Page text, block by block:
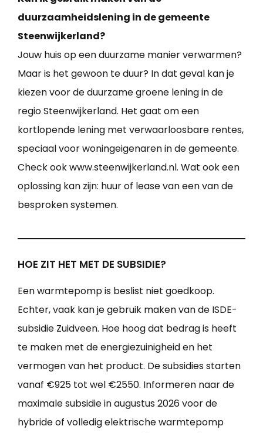
duurzaamheidslening in de gemeente
Steenwijkerland?
Jouw huis op een duurzame manier verwarmen?
Maar is het gewoon te duur? In dat geval kan je
kiezen voor de duurzame groene lening in de
regio Steenwijkerland. Het gaat om een
kortlopende lening met verwaarloosbare rentes,
speciaal voor woningeigenaren in de gemeente.
Check ook www.steenwijkerland.nl. Wat ook een
oplossing kan zijn: huur of lease van een van de
besproken systemen.
HOE ZIT HET MET DE SUBSIDIE?
Een warmtepomp is beslist niet goedkoop.
Echter, vaak kan je gebruik maken van de ISDE-
subsidie Zuidveen. Hoe hoog dat bedrag is heeft
te maken met de energiezuinigheid en het
vermogen van het product. De subsidies starten
vanaf €925 tot wel €2550. Informeren naar de
maximale subsidie in augustus 2026 voor de
hybride of volledig elektrische warmtepomp